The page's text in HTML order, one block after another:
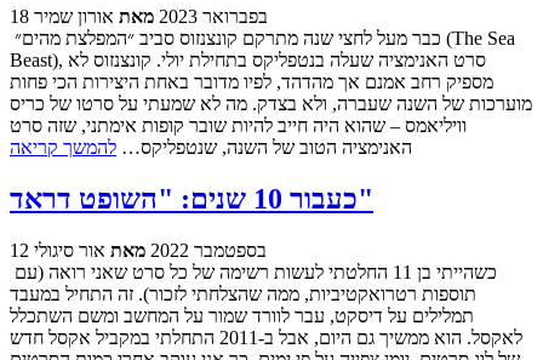
18 בפברואר 2023 מאת אורון שמיר
Beast), סרט האנימציה שעלה בנטפליקס בתחילת יולי. קונצנזוס לא
מספיק רחב אמנם אך מהדהד, לפיו מדובר באחת היצירות הכי פחות
מוערכות של השנה שעברה, ולא בצדק. מה לא שמעתי על סרטו של כריס
וויליאמס – שהוא היה חייב להיות שובר קופות אימתני, שזה סרט
האנימציה הטוב של השנה, שנטפליקס… להמשך קריאה
כעבור 10 שנים: "השופט דראד"
12 בספטמבר 2022 מאת אור סיגולי
תוספות רטרואקטיביות, ממה שהצלחתי לזכור). זה התחיל במעבד
תמלילים על דיסקט, עבר לוורד שמור על המחשב ומשם השתכלל
לאקסל. הוא ממשיך גם היום, אבל ב-2011 התחלתי במקביל אקסל חדש